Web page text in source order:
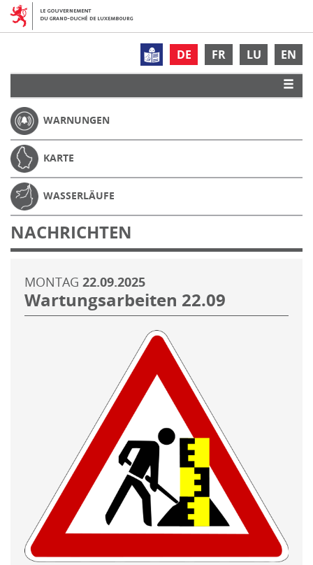
DE FR LU EN
WARNUNGEN
KARTE
WASSERLÄUFE
NACHRICHTEN
MONTAG 22.09.2025
Wartungsarbeiten 22.09